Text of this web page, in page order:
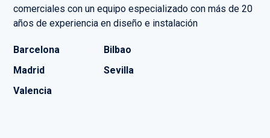
comerciales con un equipo especializado con más de 20
años de experiencia en diseño e instalación
Barcelona
Bilbao
Madrid
Sevilla
Valencia